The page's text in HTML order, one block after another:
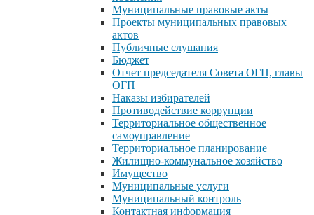
Муниципальные правовые акты
Проекты муниципальных правовых
актов
Публичные слушания
Бюджет
Отчет председателя Совета ОГП, главы
ОГП
Наказы избирателей
Противодействие коррупции
Территориальное общественное
самоуправление
Территориальное планирование
Жилищно-коммунальное хозяйство
Имущество
Муниципальные услуги
Муниципальный контроль
Контактная информация